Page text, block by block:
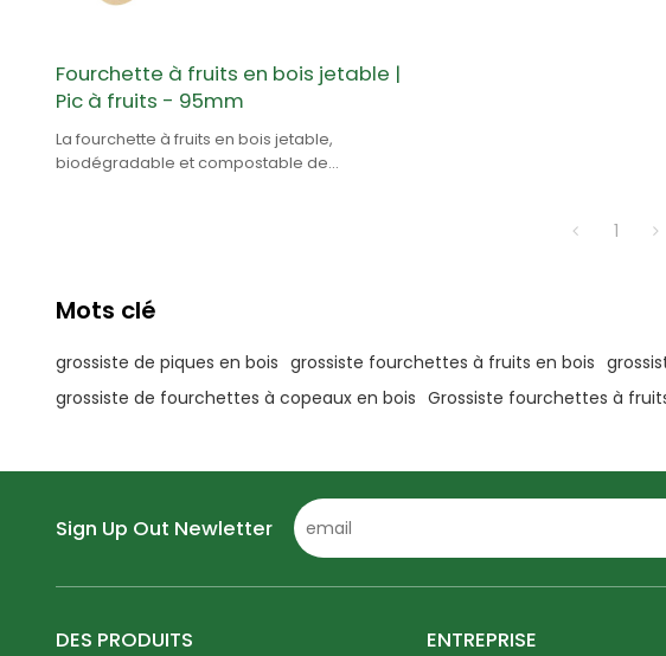
Fourchette à fruits en bois jetable |
Pic à fruits - 95mm
La fourchette à fruits en bois jetable,
biodégradable et compostable de
1
Mots clé
grossiste de piques en bois grossiste fourchettes à fruits en bois
grossiste de fourchettes à copeaux en bois Grossiste fourchettes à
Sign Up Out Newletter
DES PRODUITS ENTREPRISE